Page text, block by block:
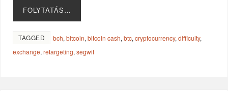
FOLYTATÁS…
TAGGED bch,bitcoin,bitcoin cash,btc,cryptocurrency,difficulty,
exchange,retargeting,segwit